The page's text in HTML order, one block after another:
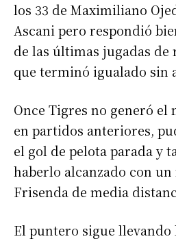
los 33 de Maximiliano
Ascani pero respondió
de las últimas jugadas
que terminó igualado sin
Once Tigres no generó el
en partidos anteriores,
el gol de pelota parada y
haberlo alcanzado con un
Frisenda de media
El puntero sigue